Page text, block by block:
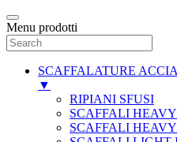
Menu prodotti
SCAFFALATURE
▼
RIPIANI SFUSI
SCAFFALI
SCAFFALI